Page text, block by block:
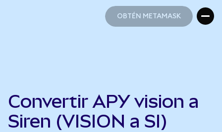
OBTÉN METAMASK
Convertir APY vision a
Siren (VISION a SI)